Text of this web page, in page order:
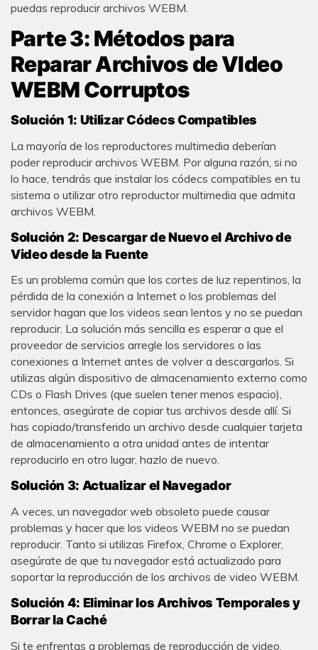
puedas reproducir archivos WEBM.
Parte 3: Métodos para
Reparar Archivos de VIdeo
WEBM Corruptos
Solución 1: Utilizar Códecs Compatibles
La mayoría de los reproductores multimedia deberían
poder reproducir archivos WEBM. Por alguna razón, si no
lo hace, tendrás que instalar los códecs compatibles en tu
sistema o utilizar otro reproductor multimedia que admita
archivos WEBM.
Solución 2: Descargar de Nuevo el Archivo de
Video desde la Fuente
Es un problema común que los cortes de luz repentinos, la
pérdida de la conexión a Internet o los problemas del
servidor hagan que los videos sean lentos y no se puedan
reproducir. La solución más sencilla es esperar a que el
proveedor de servicios arregle los servidores o las
conexiones a Internet antes de volver a descargarlos. Si
utilizas algún dispositivo de almacenamiento externo como
CDs o Flash Drives (que suelen tener menos espacio),
entonces, asegúrate de copiar tus archivos desde allí. Si
has copiado/transferido un archivo desde cualquier tarjeta
de almacenamiento a otra unidad antes de intentar
reproducirlo en otro lugar, hazlo de nuevo.
Solución 3: Actualizar el Navegador
A veces, un navegador web obsoleto puede causar
problemas y hacer que los videos WEBM no se puedan
reproducir. Tanto si utilizas Firefox, Chrome o Explorer,
asegúrate de que tu navegador está actualizado para
soportar la reproducción de los archivos de video WEBM.
Solución 4: Eliminar los Archivos Temporales y
Borrar la Caché
Si te enfrentas a problemas de reproducción de video,